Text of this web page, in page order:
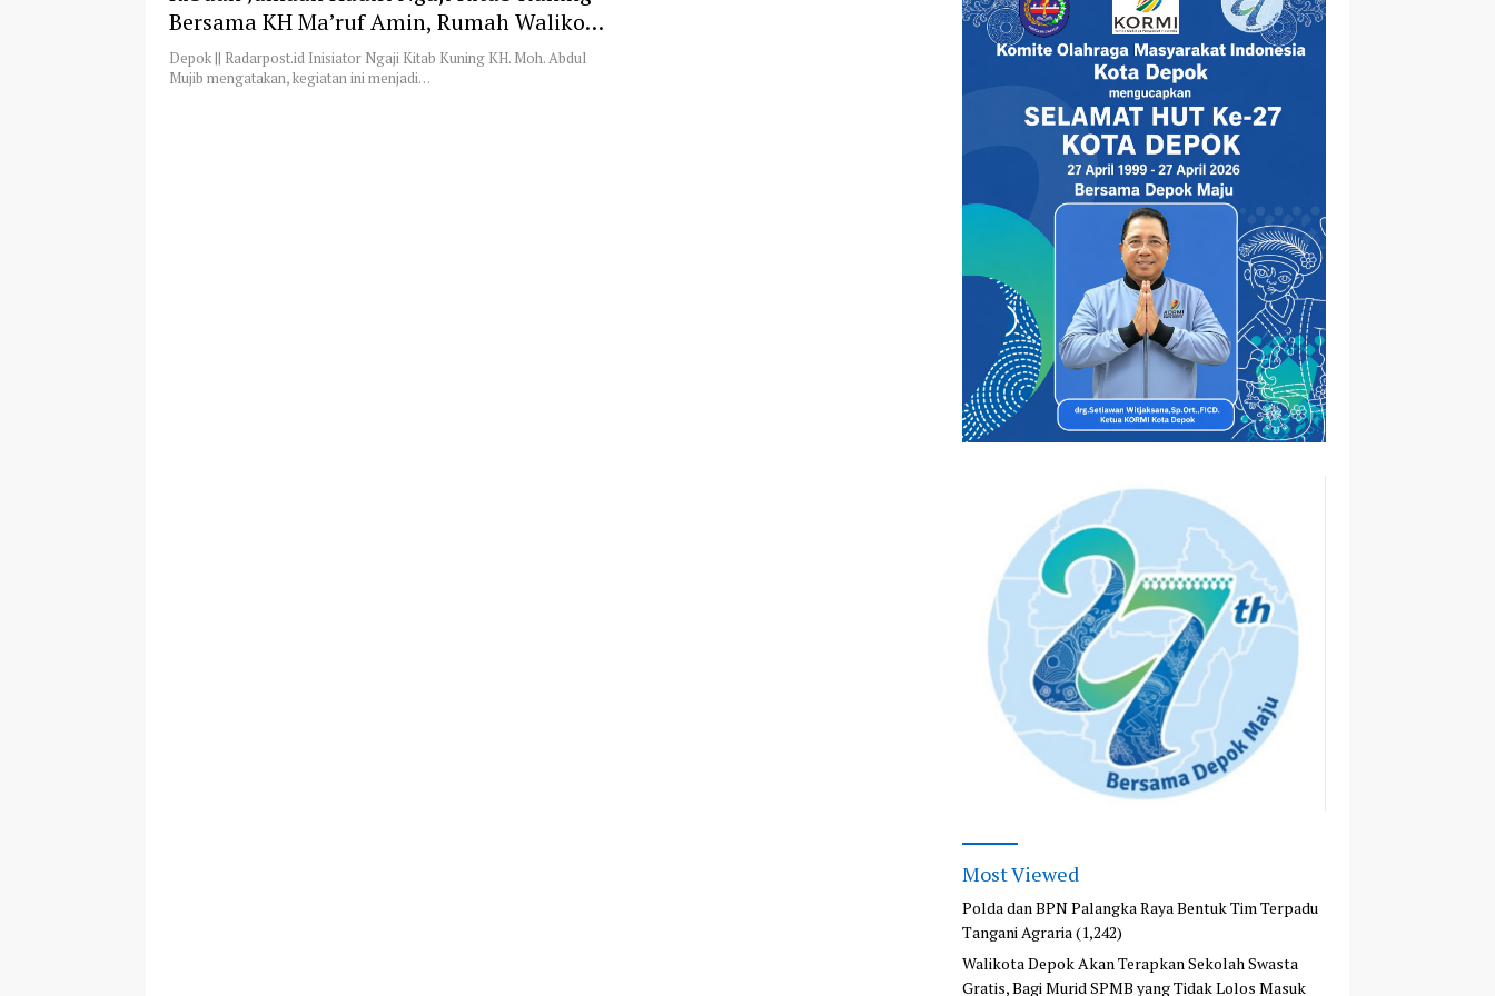
Bersama KH Ma’ruf Amin, Rumah Walikota
Depok
Depok || Radarpost.id Inisiator Ngaji Kitab Kuning KH. Moh. Abdul
Mujib mengatakan, kegiatan ini menjadi…
Most Viewed
Polda dan BPN Palangka Raya Bentuk Tim Terpadu
Tangani Agraria(1,242)
Walikota Depok Akan Terapkan Sekolah Swasta
Gratis, Bagi Murid SPMB yang Tidak Lolos Masuk